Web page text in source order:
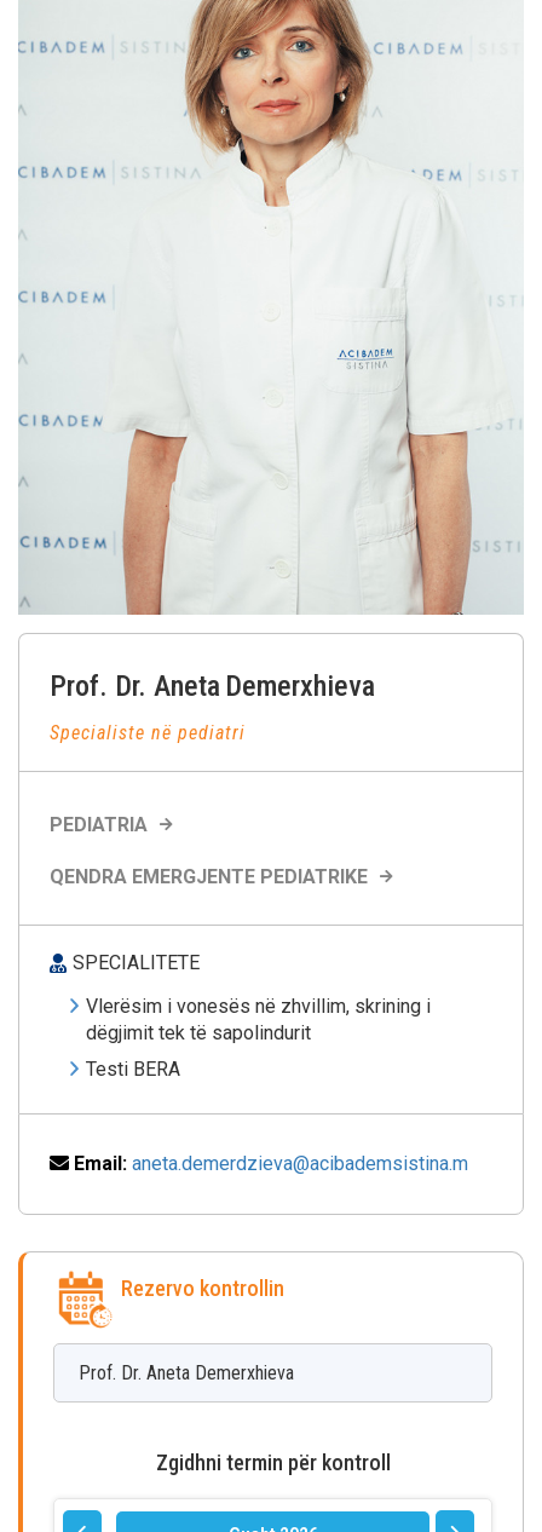
Prof. Dr. Aneta Demerxhieva
Specialiste në pediatri
PEDIATRIA
QENDRA EMERGJENTE PEDIATRIKE
SPECIALITETE
Vlerësim i vonesës në zhvillim, skrining i
dëgjimit tek të sapolindurit
Testi BERA
Email: aneta.demerdzieva@acibademsistina.m
Rezervo kontrollin
Prof. Dr. Aneta Demerxhieva
Zgidhni termin për kontroll